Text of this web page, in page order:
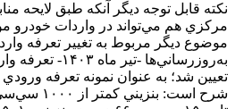
نكته قابل توجه ديگر آنكه طبق لايحه
مركزي هم مي‌تواند در واردات خودرو
موضوع ديگر مربوط به تغيير تعرفه
تعيين شد؛ به عنوان نمونه تعرفه